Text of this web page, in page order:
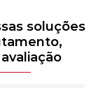
soluções